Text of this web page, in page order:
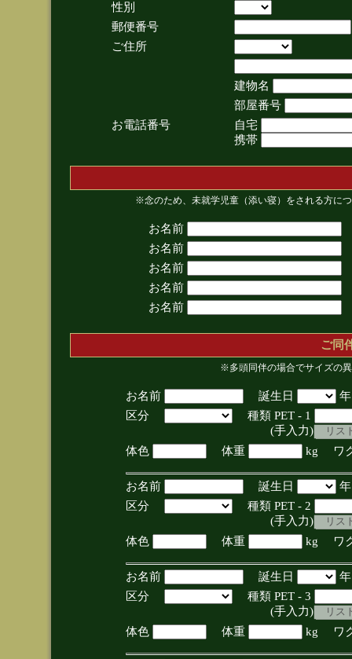
性別
郵便番号
ご住所
建物名
部屋番号
お電話番号
自宅
携帯
※念のため、未就学児童（添い寝）をされる方に
お名前
お名前
お名前
お名前
お名前
ご同
※多頭同伴の場合でサイズの
お名前 誕生日
区分
種類 PET - 1
(手入力)
体色
体重 kg ワ
お名前 誕生日
区分
種類 PET - 2
(手入力)
体色
体重 kg ワ
お名前 誕生日
区分
種類 PET - 3
(手入力)
体色
体重 kg ワ